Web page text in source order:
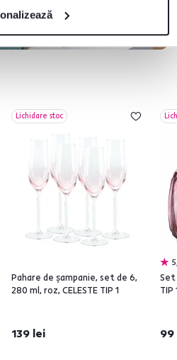
Lichidare stoc
Pahare de şampanie, set de 6,
280 ml, roz, CELESTE TIP 1
139 lei
Set
TIP
99